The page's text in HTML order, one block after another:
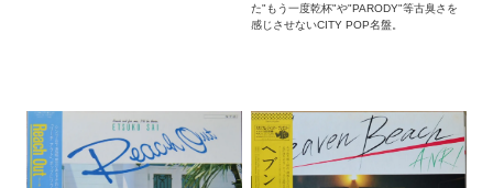
た"もう一度乾杯"や"PARODY"等古臭さを
感じさせないCITY POP名盤。